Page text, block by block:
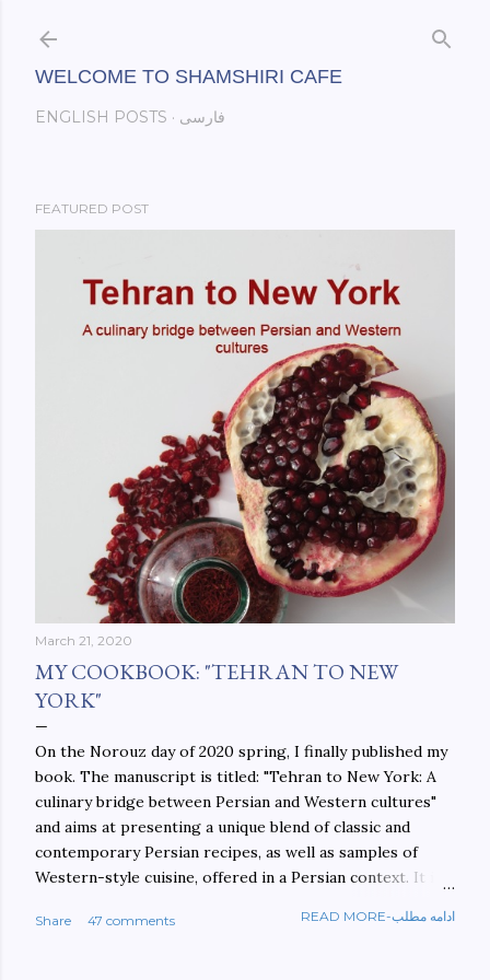
WELCOME TO SHAMSHIRI CAFE
ENGLISH POSTS فارسی
FEATURED POST
March 21, 2020
MY COOKBOOK: "TEHRAN TO NEW
YORK"
On the Norouz day of 2020 spring, I finally published my
book. The manuscript is titled: "Tehran to New York: A
culinary bridge between Persian and Western cultures"
and aims at presenting a unique blend of classic and
contemporary Persian recipes, as well as samples of
Western-style cuisine, offered in a Persian context. It is
walls. This book aims at constructing a bridge between
Share 47 comments READ MORE-ادامه مطلب